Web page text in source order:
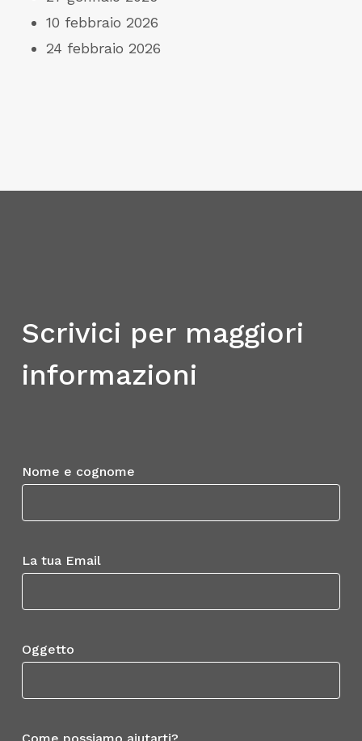
10 febbraio 2026
24 febbraio 2026
Scrivici per maggiori
informazioni
Nome e cognome
La tua Email
Oggetto